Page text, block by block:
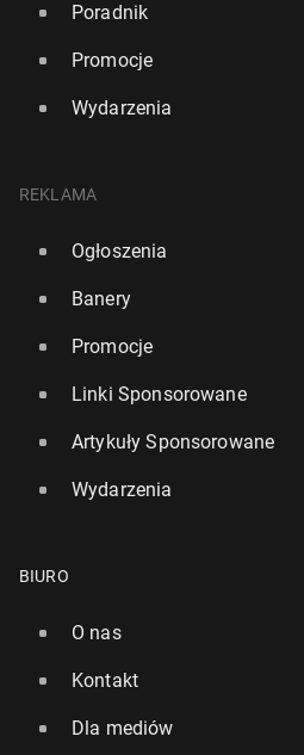
Poradnik
Promocje
Wydarzenia
REKLAMA
Ogłoszenia
Banery
Promocje
Linki Sponsorowane
Artykuły Sponsorowane
Wydarzenia
BIURO
O nas
Kontakt
Dla mediów